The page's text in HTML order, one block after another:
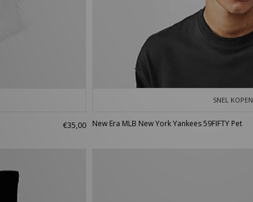
€35,00
SNEL KOPEN
New Era MLB New York Yankees 59FIFTY Pet